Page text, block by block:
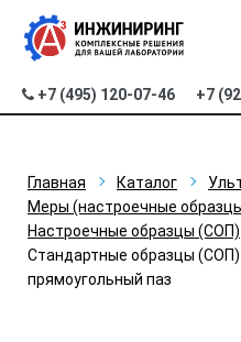
+7 (495) 120-07-46 +7
Главная Каталог
Меры (настроечные
Настроечные образцы (СОП)
Стандартные образцы
прямоугольный паз